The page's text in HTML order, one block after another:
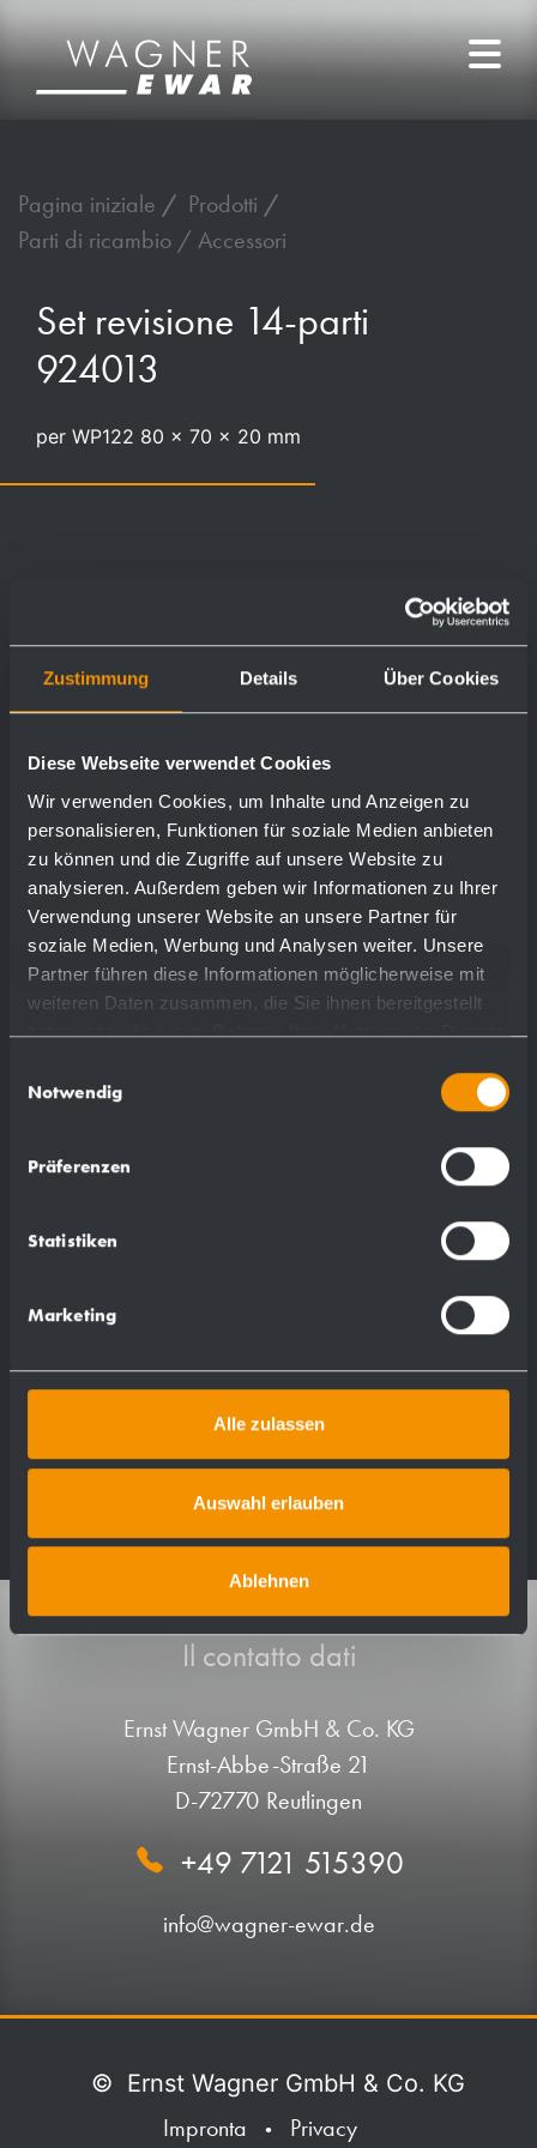
Zustimmung Details Über Cookies
Diese Webseite verwendet Cookies
Wir verwenden Cookies, um Inhalte und Anzeigen zu
personalisieren, Funktionen für soziale Medien anbieten
zu können und die Zugriffe auf unsere Website zu
analysieren. Außerdem geben wir Informationen zu Ihrer
Verwendung unserer Website an unsere Partner für
soziale Medien, Werbung und Analysen weiter. Unsere
Partner führen diese Informationen möglicherweise mit
weiteren Daten zusammen, die Sie ihnen bereitgestellt
haben oder die sie im Rahmen Ihrer Nutzung der Dienste
Notwendig
Präferenzen
Statistiken
Marketing
Alle zulassen
Auswahl erlauben
Ablehnen
Pagina iniziale
Prodotti
Parti di ricambio / Accessori
Set revisione 14-parti
924013
per WP122 80 x 70 x 20 mm
WP122-1
WP122-3
Il contatto dati
Ernst Wagner GmbH & Co. KG
Ernst-Abbe-Straße 21
D-72770 Reutlingen
+49 7121 515390
info@wagner-ewar.de
© Ernst Wagner GmbH & Co. KG
Impronta
• Privacy